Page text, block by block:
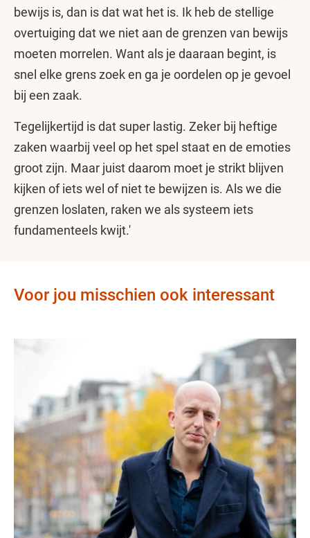
bewijs is, dan is dat wat het is. Ik heb de stellige
overtuiging dat we niet aan de grenzen van bewijs
moeten morrelen. Want als je daaraan begint, is
snel elke grens zoek en ga je oordelen op je gevoel
bij een zaak.
Tegelijkertijd is dat super lastig. Zeker bij heftige
zaken waarbij veel op het spel staat en de emoties
groot zijn. Maar juist daarom moet je strikt blijven
kijken of iets wel of niet te bewijzen is. Als we die
grenzen loslaten, raken we als systeem iets
fundamenteels kwijt.'
Voor jou misschien ook interessant